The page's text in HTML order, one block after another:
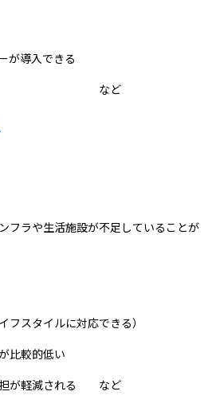
が導入できる
が高い など
フラや生活施設が不足していることが
スタイルに対応できる）
比較的低い
担が軽減される など